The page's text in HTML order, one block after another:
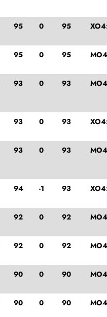
95 0 95
95 0 95
93 0 93
93 0 93
93 0 93
94 -1 93
92 0 92
92 0 92
90 0 90
90 0 90